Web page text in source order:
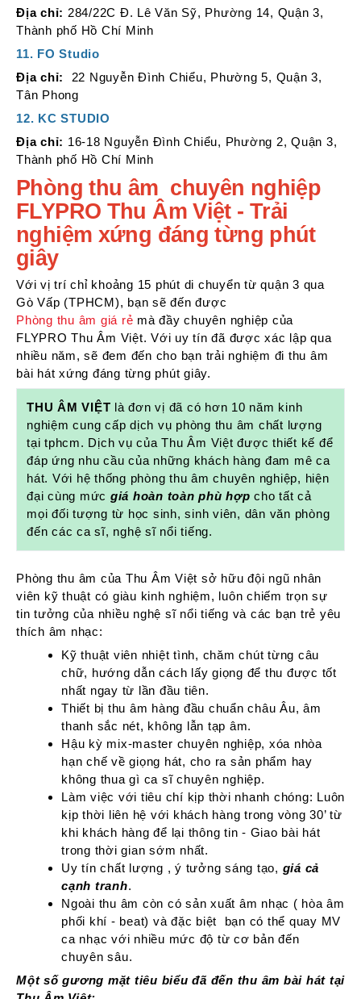
Địa chỉ: 284/22C Đ. Lê Văn Sỹ, Phường 14, Quận 3,
Thành phố Hồ Chí Minh
11. FO Studio
Địa chỉ:
22 Nguyễn Đình Chiểu, Phường 5, Quận 3,
Tân Phong
12. KC STUDIO
Địa chỉ: 16-18 Nguyễn Đình Chiểu, Phường 2, Quận 3,
Thành phố Hồ Chí Minh
Phòng thu âm chuyên nghiệp
FLYPRO Thu Âm Việt - Trải
nghiệm xứng đáng từng phút
giây
Với vị trí chỉ khoảng 15 phút di chuyển từ quận 3 qua
Gò Vấp (TPHCM), bạn sẽ đến được
Phòng thu âm giá rẻ mà đầy chuyên nghiệp của
FLYPRO Thu Âm Việt. Với uy tín đã được xác lập qua
nhiều năm, sẽ đem đến cho bạn trải nghiệm đi thu âm
bài hát xứng đáng từng phút giây.
THU ÂM VIỆT là đơn vị đã có hơn 10 năm kinh
nghiệm cung cấp dịch vụ phòng thu âm chất lượng
tại tphcm. Dịch vụ của Thu Âm Việt được thiết kế để
đáp ứng nhu cầu của những khách hàng đam mê ca
hát. Với hệ thống phòng thu âm chuyên nghiệp, hiện
đại cùng mức giá hoàn toàn phù hợp cho tất cả
mọi đối tượng từ học sinh, sinh viên, dân văn phòng
đến các ca sĩ, nghệ sĩ nổi tiếng.
Phòng thu âm của Thu Âm Việt sở hữu đội ngũ nhân
viên kỹ thuật có giàu kinh nghiệm, luôn chiếm trọn sự
tin tưởng của nhiều nghệ sĩ nổi tiếng và các bạn trẻ yêu
thích âm nhạc:
Kỹ thuật viên nhiệt tình, chăm chút từng câu
chữ, hướng dẫn cách lấy giọng để thu được tốt
nhất ngay từ lần đầu tiên.
Thiết bị thu âm hàng đầu chuẩn châu Âu, âm
thanh sắc nét, không lẫn tạp âm.
Hậu kỳ mix-master chuyên nghiệp, xóa nhòa
hạn chế về giọng hát, cho ra sản phẩm hay
không thua gì ca sĩ chuyên nghiệp.
Làm việc với tiêu chí kịp thời nhanh chóng: Luôn
kịp thời liên hệ với khách hàng trong vòng 30’ từ
khi khách hàng để lại thông tin - Giao bài hát
trong thời gian sớm nhất.
Uy tín chất lượng , ý tưởng sáng tạo, giá cả
cạnh tranh.
Ngoài thu âm còn có sản xuất âm nhạc ( hòa âm
phối khí - beat) và đặc biệt bạn có thể quay MV
ca nhạc với nhiều mức độ từ cơ bản đến
chuyên sâu.
Một số gương mặt tiêu biểu đã đến thu âm bài hát tại